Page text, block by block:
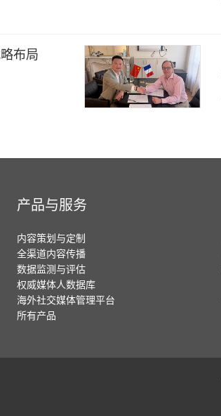
布局
产品与服务
内容策划与定制
全渠道内容传播
数据监测与评估
权威媒体人数据库
海外社交媒体管理平台
所有产品